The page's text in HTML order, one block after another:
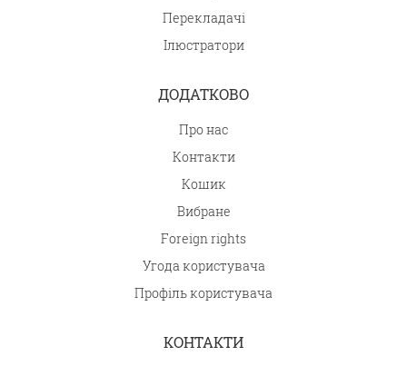
Перекладачі
Ілюстратори
ДОДАТКОВО
Про нас
Контакти
Кошик
Вибране
Foreign rights
Угода користувача
Профіль користувача
КОНТАКТИ